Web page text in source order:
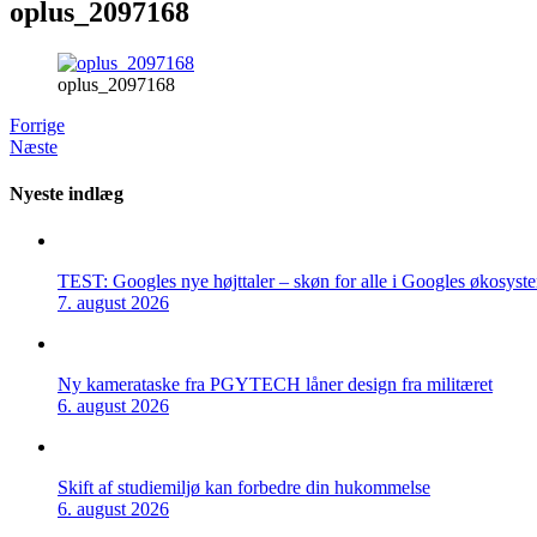
oplus_2097168
oplus_2097168
Forrige
Næste
Nyeste indlæg
TEST: Googles nye højttaler – skøn for alle i Googles
7. august 2026
Ny kamerataske fra PGYTECH låner design fra militæret
6. august 2026
Skift af studiemiljø kan forbedre din hukommelse
6. august 2026